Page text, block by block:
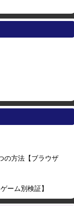
の方法【ブラウザ
ーム別検証】